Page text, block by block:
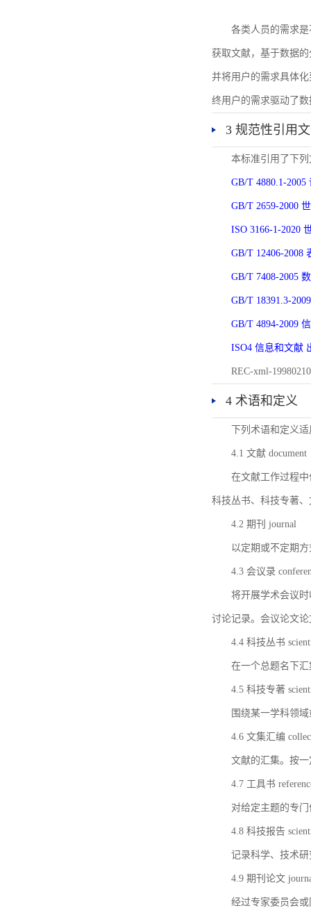
各类人员的需求
获取文献，基于数据
并将用户的需求具体
终用户的需求驱动了
3 规范性引用
本标准引用了下
GB/T 4880.1-
GB/T 2659-2000
ISO 3166-1-2020
GB/T 12406-2008
GB/T 7408-2005
GB/T 18391.3-
GB/T 4894-2009
ISO4 信息和文献
REC-xml-
4 术语和定义
下列术语和定义
4.1 文献 document
在文献工作过程
科技丛书、科技专著
4.2 期刊 journal
以定期或不定期
4.3 会议录
将开展学术会议
讨论记录。会议论文
4.4 科技丛书
在一个总题名下
4.5 科技专著
围绕某一学科领
4.6 文集汇编
文献的汇集。按
4.7 工具书
对给定主题的专
4.8 科技报告
记录科学、技术
4.9 期刊论文
经过专家委员会